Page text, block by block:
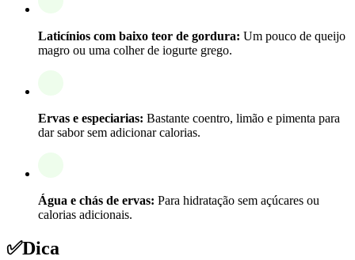
Laticínios com baixo teor de gordura: Um pouco de queijo
magro ou uma colher de iogurte grego.
Ervas e especiarias: Bastante coentro, limão e pimenta para
dar sabor sem adicionar calorias.
Água e chás de ervas: Para hidratação sem açúcares ou
calorias adicionais.
✅Dica